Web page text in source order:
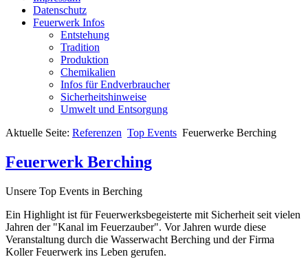
Datenschutz
Feuerwerk Infos
Entstehung
Tradition
Produktion
Chemikalien
Infos für Endverbraucher
Sicherheitshinweise
Umwelt und Entsorgung
Aktuelle Seite: Referenzen Top Events Feuerwerke Berching
Feuerwerk Berching
Unsere Top Events in Berching
Ein Highlight ist für Feuerwerksbegeisterte mit Sicherheit seit vielen
Jahren der "Kanal im Feuerzauber". Vor Jahren wurde diese
Veranstaltung durch die Wasserwacht Berching und der Firma
Koller Feuerwerk ins Leben gerufen.